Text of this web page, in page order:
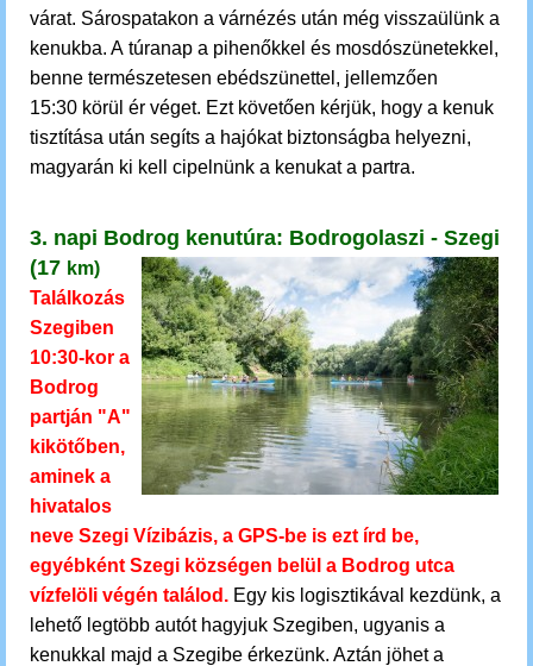
várat. Sárospatakon a várnézés után még visszaülünk a
kenukba. A túranap a pihenőkkel és mosdószünetekkel,
benne természetesen ebédszünettel, jellemzően
15:30 körül ér véget. Ezt követően kérjük, hogy a kenuk
tisztítása után segíts a hajókat biztonságba helyezni,
magyarán ki kell cipelnünk a kenukat a partra.
3. napi Bodrog kenutúra: Bodrogolaszi - Szegi
(17 km)
Találkozás
Szegiben
10:30-kor a
Bodrog
partján "A"
kikötőben,
aminek a
hivatalos
neve Szegi Vízibázis, a GPS-be is ezt írd be,
egyébként Szegi községen belül a Bodrog utca
vízfelöli végén találod. Egy kis logisztikával kezdünk, a
lehető legtöbb autót hagyjuk Szegiben, ugyanis a
kenukkal majd a Szegibe érkezünk. Aztán jöhet a